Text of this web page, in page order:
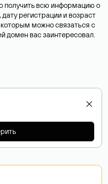
получить всю информацию о
регистрации и возраст
которым можно связаться с
домен вас заинтересовал.